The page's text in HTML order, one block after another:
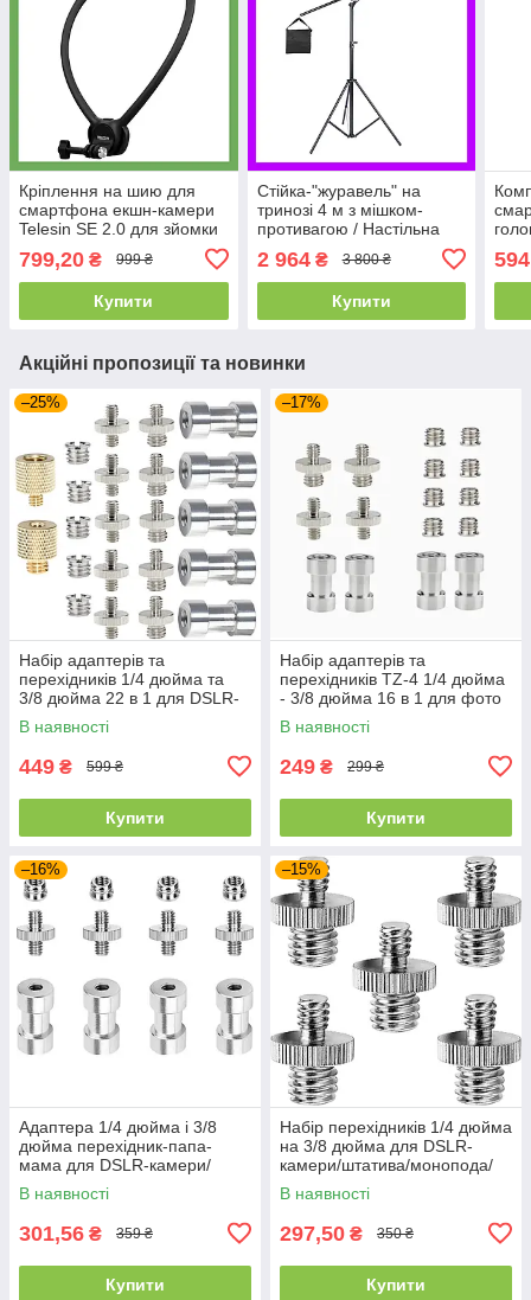
Кріплення на шию для
смартфона екшн-камери
Telesin SE 2.0 для зйомки
Фіксатор Екшен камери
для шиї
799,20 ₴ 999 ₴
Купити
Стійка-"журавель" на
тринозі 4 м з мішком-
противагою / Настільна
телескопічна для світла
камер
2 964₴ 3 800 ₴
Купити
Акційні пропозиції та новинки
–25%
Набір адаптерів та
перехідників 1/4 дюйма та
3/8 дюйма 22 в 1 для DSLR-
камери/штативу/моноподу/
кульової головки
В наявності
449 ₴ 599 ₴
Купити
–17%
Набір адаптерів та
перехідників TZ-4 1/4 дюйма
- 3/8 дюйма 16 в 1 для фото
та відео аксесуарів
В наявності
249 ₴ 299 ₴
Купити
–16%
Адаптера 1/4 дюйма і 3/8
дюйма перехідник-папа-
мама для DSLR-камери/
штатива/монопода/кульової
головки/спалаху
В наявності
301,56 ₴ 359 ₴
Купити
–15%
Набір перехідників 1/4 дюйма
на 3/8 дюйма для DSLR-
камери/штатива/монопода/
кульової головки/спалаху
В наявності
297,50 ₴ 350 ₴
Купити